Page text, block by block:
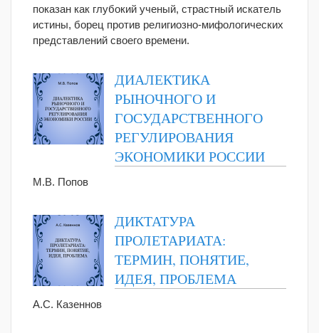
показан как глубокий ученый, страстный искатель
истины, борец против религиозно-мифологических
представлений своего времени.
ДИАЛЕКТИКА
РЫНОЧНОГО И
ГОСУДАРСТВЕННОГО
РЕГУЛИРОВАНИЯ
ЭКОНОМИКИ РОССИИ
М.В. Попов
ДИКТАТУРА
ПРОЛЕТАРИАТА:
ТЕРМИН, ПОНЯТИЕ,
ИДЕЯ, ПРОБЛЕМА
А.С. Казеннов